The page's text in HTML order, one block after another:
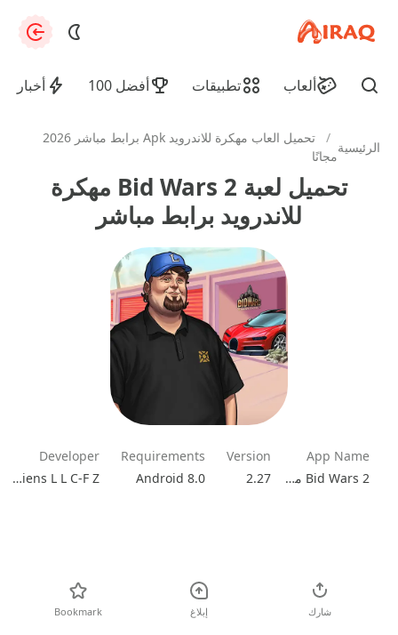
apkiraq.com
ألعاب تطبيقات أفضل 100 أخبار Find
الرئيسية
/
تحميل العاب مهكرة للاندرويد Apk برابط مباشر 2026
مجانًا
تحميل لعبة Bid Wars 2 مهكرة
للاندرويد برابط مباشر
App Name
Bid Wars 2 مهكرة
Version
2.27
Requirements
Android 8.0
Developer
By Aliens L L C-F Z
شارك إبلاغ Bookmark